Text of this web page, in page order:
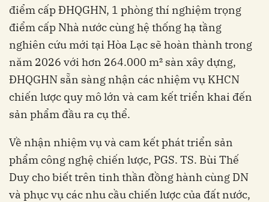
điểm cấp ĐHQGHN, 1 phòng thí nghiệm trọng
điểm cấp Nhà nước cùng hệ thống hạ tầng
nghiên cứu mới tại Hòa Lạc sẽ hoàn thành trong
năm 2026 với hơn 264.000 m² sàn xây dựng,
ĐHQGHN sẵn sàng nhận các nhiệm vụ KHCN
chiến lược quy mô lớn và cam kết triển khai đến
sản phẩm đầu ra cụ thể.
Về nhận nhiệm vụ và cam kết phát triển sản
phẩm công nghệ chiến lược, PGS. TS. Bùi Thế
Duy cho biết trên tinh thần đồng hành cùng DN
và phục vụ các nhu cầu chiến lược của đất nước,